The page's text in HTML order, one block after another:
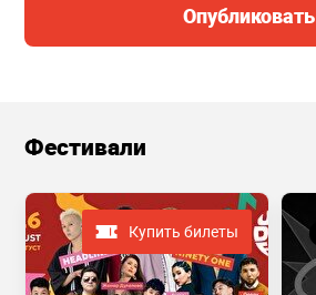
Опубликовать
Фестивали
Купить билеты